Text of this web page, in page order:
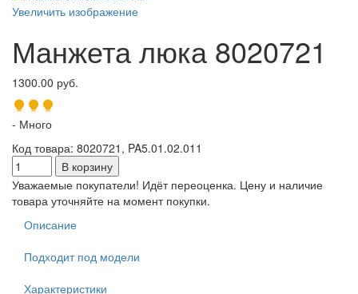
Увеличить изображение
Манжета люка 8020721
1300.00 руб.
- Много
Код товара: 8020721, PA5.01.02.011
Уважаемые покупатели! Идёт переоценка. Цену и наличие
товара уточняйте на момент покупки.
Описание
Подходит под модели
Характеристики